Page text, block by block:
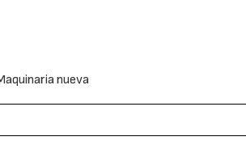
nueva